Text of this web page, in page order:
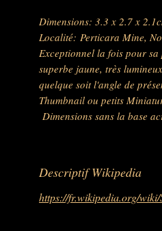
Dimensions: 3.3 x 2.7 x
Localité: Perticara Mine,
Exceptionnel la fois pour
superbe jaune, très
quelque soit l'angle de
Thumbnail ou petits
Dimensions sans la base
Descriptif Wikipedia
https://fr.wikipedia.org/